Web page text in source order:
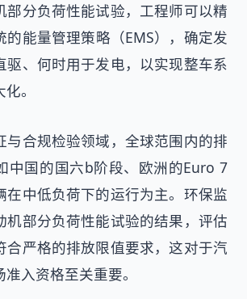
部分负荷性能试验，工程师可以精
的能量管理策略（EMS），确定发
驱、何时用于发电，以实现整车系
。
与合规检验领域，全球范围内的排
中国的国六b阶段、欧洲的Euro 7
在中低负荷下的运行为主。环保监
机部分负荷性能试验的结果，评估
合严格的排放限值要求，这对于汽
入资格至关重要。